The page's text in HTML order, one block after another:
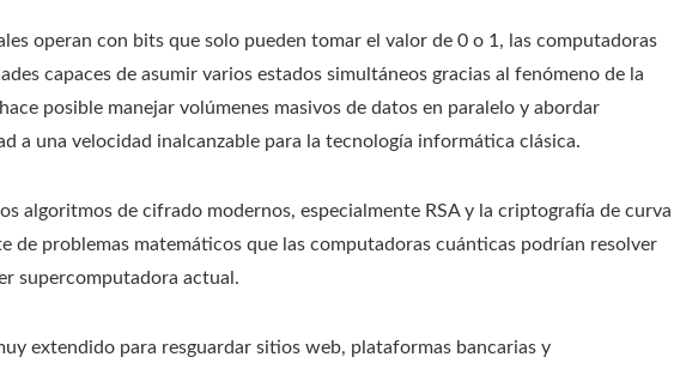
operan con bits que solo pueden tomar el valor de 0 o 1, las computadoras
capaces de asumir varios estados simultáneos gracias al fenómeno de la
posible manejar volúmenes masivos de datos en paralelo y abordar
a una velocidad inalcanzable para la tecnología informática clásica.
algoritmos de cifrado modernos, especialmente RSA y la criptografía de curva
de problemas matemáticos que las computadoras cuánticas podrían resolver
supercomputadora actual.
extendido para resguardar sitios web, plataformas bancarias y